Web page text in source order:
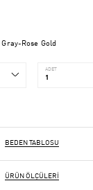
Rose Gold
ADET
BEDEN TABLOSU
ÜRÜN ÖLÇÜLERI